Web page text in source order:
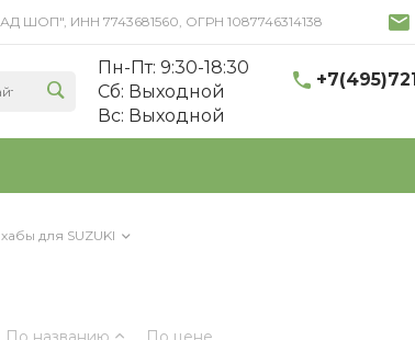
ШОП", ИНН 7743681560, ОГРН 1087746314138
Пн-Пт: 9:30-18:30
Cб: Выходной
Вс: Выходной
для SUZUKI